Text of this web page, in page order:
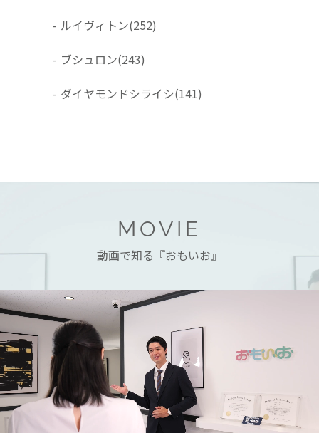
- ルイヴィトン(252)
- ブシュロン(243)
- ダイヤモンドシライシ(141)
MOVIE
動画で知る『おもいお』